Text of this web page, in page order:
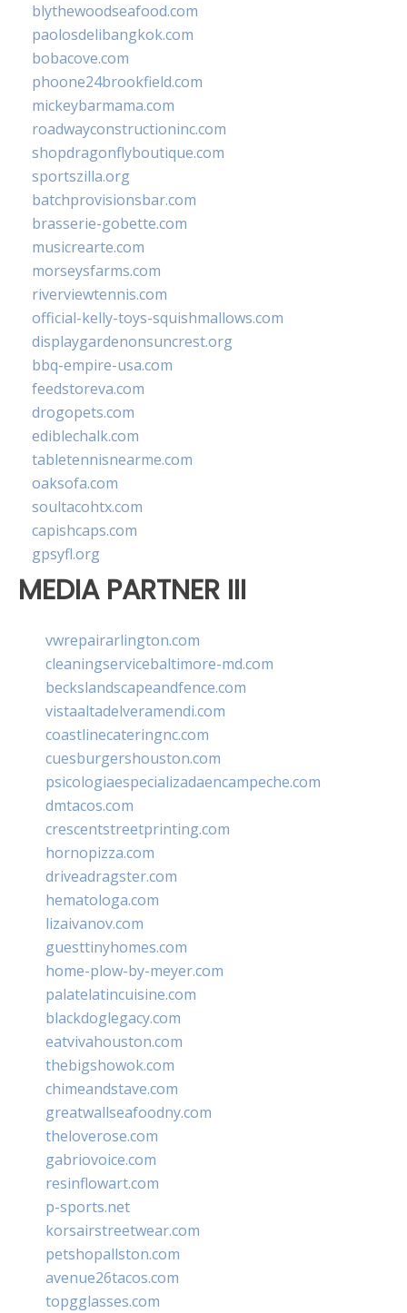
blythewoodseafood.com
paolosdelibangkok.com
bobacove.com
phoone24brookfield.com
mickeybarmama.com
roadwayconstructioninc.com
shopdragonflyboutique.com
sportszilla.org
batchprovisionsbar.com
brasserie-gobette.com
musicrearte.com
morseysfarms.com
riverviewtennis.com
official-kelly-toys-squishmallows.com
displaygardenonsuncrest.org
bbq-empire-usa.com
feedstoreva.com
drogopets.com
ediblechalk.com
tabletennisnearme.com
oaksofa.com
soultacohtx.com
capishcaps.com
gpsyfl.org
MEDIA PARTNER III
vwrepairarlington.com
cleaningservicebaltimore-md.com
beckslandscapeandfence.com
vistaaltadelveramendi.com
coastlinecateringnc.com
cuesburgershouston.com
psicologiaespecializadaencampeche.com
dmtacos.com
crescentstreetprinting.com
hornopizza.com
driveadragster.com
hematologa.com
lizaivanov.com
guesttinyhomes.com
home-plow-by-meyer.com
palatelatincuisine.com
blackdoglegacy.com
eatvivahouston.com
thebigshowok.com
chimeandstave.com
greatwallseafoodny.com
theloverose.com
gabriovoice.com
resinflowart.com
p-sports.net
korsairstreetwear.com
petshopallston.com
avenue26tacos.com
topgglasses.com